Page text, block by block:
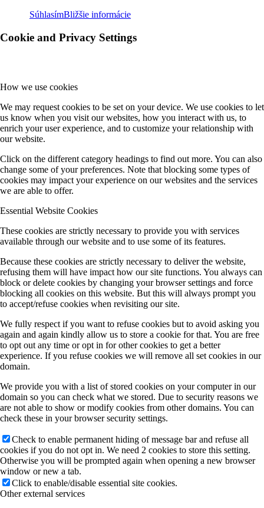
SúhlasímBližšie informácie
Cookie and Privacy Settings
How we use cookies
We may request cookies to be set on your device. We use cookies to let
us know when you visit our websites, how you interact with us, to
enrich your user experience, and to customize your relationship with
our website.
Click on the different category headings to find out more. You can also
change some of your preferences. Note that blocking some types of
cookies may impact your experience on our websites and the services
we are able to offer.
Essential Website Cookies
These cookies are strictly necessary to provide you with services
available through our website and to use some of its features.
Because these cookies are strictly necessary to deliver the website,
refusing them will have impact how our site functions. You always can
block or delete cookies by changing your browser settings and force
blocking all cookies on this website. But this will always prompt you
to accept/refuse cookies when revisiting our site.
We fully respect if you want to refuse cookies but to avoid asking you
again and again kindly allow us to store a cookie for that. You are free
to opt out any time or opt in for other cookies to get a better
experience. If you refuse cookies we will remove all set cookies in our
domain.
We provide you with a list of stored cookies on your computer in our
domain so you can check what we stored. Due to security reasons we
are not able to show or modify cookies from other domains. You can
check these in your browser security settings.
Check to enable permanent hiding of message bar and refuse all
cookies if you do not opt in. We need 2 cookies to store this setting.
Otherwise you will be prompted again when opening a new browser
window or new a tab.
Click to enable/disable essential site cookies.
Other external services